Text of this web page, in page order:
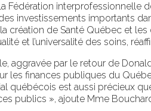
Fédération interprofessionnelle
investissements importants
création de Santé Québec et
et l’universalité des soins,
aggravée par le retour de
les finances publiques du
québécois est aussi précieux
publics », ajoute Mme